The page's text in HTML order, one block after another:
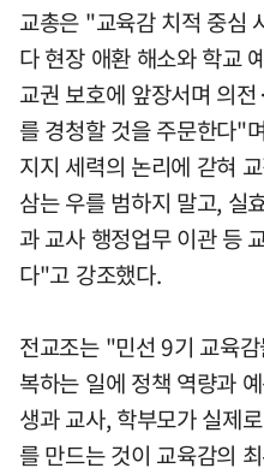
교총은 "교육감 치적 중심
다 현장 애환 해소와 학교
교권 보호에 앞장서며 의
를 경청할 것을 주문한다"
지지 세력의 논리에 갇혀
삼는 우를 범하지 말고, 실
과 교사 행정업무 이관 등
다"고 강조했다.
전교조는 "민선 9기 교육
복하는 일에 정책 역량과
생과 교사, 학부모가 실제
를 만드는 것이 교육감의